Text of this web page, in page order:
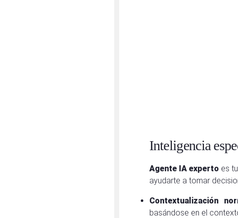
Inteligencia
Agente IA experto es
ayudarte a tomar
Contextualización
basándose en el